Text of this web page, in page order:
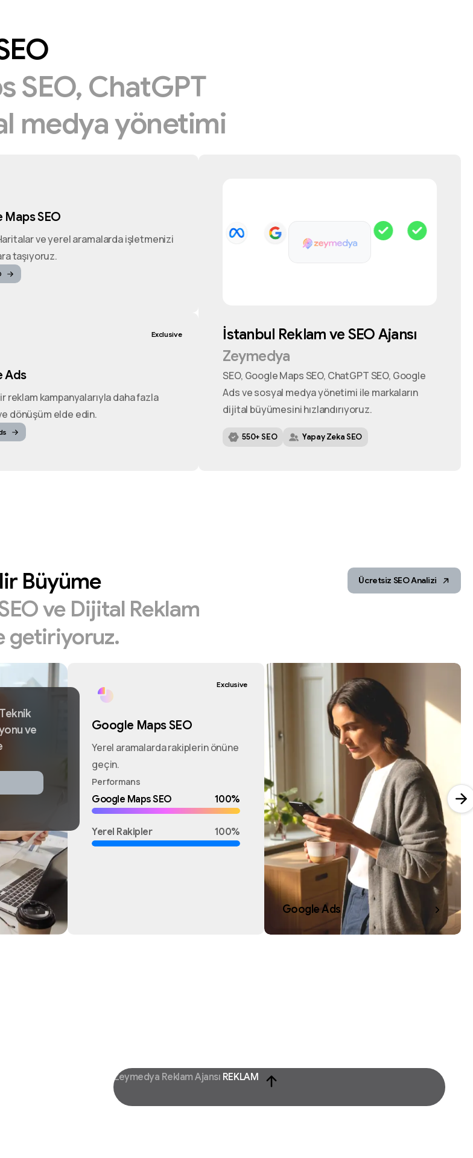
SEO, ChatGPT
medyayönetimi
SEO
ve yerel aramalarda işletmenizi
taşıyoruz.
İstanbul Reklam ve SEO Ajansı
Zeymedya
SEO, Google Maps SEO, ChatGPT SEO, Google
Ads ve sosyal medya yönetimi ile markaların
dijital büyümesini hızlandırıyoruz.
550+ SEO Yapay Zeka SEO
Ads
reklam kampanyalarıyla daha fazla
dönüşüm elde edin.
Exclusive
Büyüme
ve Dijital Reklam
getiriyoruz.
Ücretsiz SEO Analizi
Teknik
ve
Google Maps SEO
Yerel aramalarda rakiplerin önüne
geçin.
Performans
Google Maps SEO 100%
Yerel Rakipler 100%
Exclusive
Google Ads
Zeymedya Reklam Ajansı CHATGPT SEO